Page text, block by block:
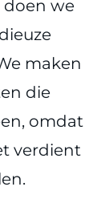
doen we
maken
die
omdat
verdient